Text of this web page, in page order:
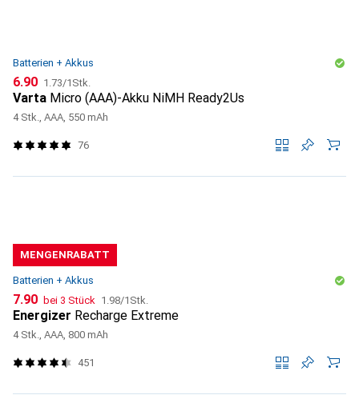
Batterien + Akkus
CHF
6.90 CHF
1.73/1Stk.
Varta Micro (AAA)-Akku NiMH Ready2Us
4 Stk., AAA, 550 mAh
76
MENGENRABATT
Batterien + Akkus
CHF
7.90 bei 3 Stück CHF
1.98/1Stk.
Energizer Recharge Extreme
4 Stk., AAA, 800 mAh
451